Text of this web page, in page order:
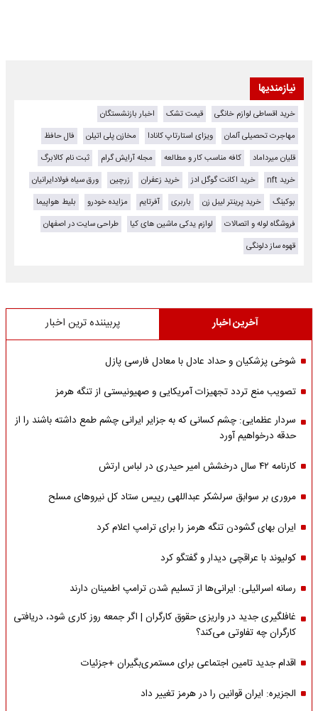
نیازمندیها
خرید اقساطی لوازم خانگی قیمت تشک
اخبار بازنشستگان
مهاجرت تحصیلی آلمان
ویزای استارتاپ کانادا مخازن پلی اتیلن
فال حافظ
قلیان میرداماد
کافه مناسب کار و مطالعه مجله آرایش گرام
ثبت نام کالابرگ
خرید nft
خرید اکانت گوگل ادز خرید زعفران زرچین
ورق سیاه فولادایرانیان
بوکینگ
خرید پرینتر لیبل زن باربری آفرتایم مزایده خودرو
بلیط هواپیما
فروشگاه لوله و اتصالات
لوازم یدکی ماشین های کیا
طراحی سایت در اصفهان
قهوه ساز دلونگی
آخرین اخبار پربیننده ترین اخبار
شوخی پزشکیان و حداد عادل با معادل فارسی پازل
تصویب منع تردد تجهیزات آمریکایی و صهیونیستی از تنگه هرمز
سردار عظمایی: چشم کسانی که به جزایر ایرانی چشم طمع داشته باشند را از
حدقه درخواهیم آورد
کارنامه ۴۲ سال درخشش امیر حیدری در لباس ارتش
مروری بر سوابق سرلشکر عبداللهی رییس ستاد کل نیروهای مسلح
ایران بهای گشودن تنگه هرمز را برای ترامپ اعلام کرد
کولیوند با عراقچی دیدار و گفتگو کرد
رسانه اسرائیلی: ایرانی‌ها از تسلیم شدن ترامپ اطمینان دارند
غافلگیری جدید در واریزی حقوق کارگران | اگر جمعه روز کاری شود، دریافتی
کارگران چه تفاوتی می‌کند؟
اقدام جدید تامین اجتماعی برای مستمری‌بگیران +جزئیات
الجزیره: ایران قوانین را در هرمز تغییر داد